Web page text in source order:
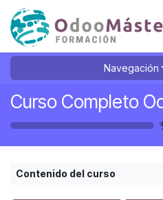
Ir al contenido
Navegación
Curso Completo
Contenido del curso